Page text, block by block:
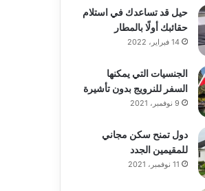
حيل قد تساعدك في استلام
حقائبك أولًا بالمطار
14 فبراير، 2022
الجنسيات التي يمكنها
السفر للنرويج بدون تأشيرة
9 نوفمبر، 2021
دول تمنح سكن مجاني
للمقيمين الجدد
11 نوفمبر، 2021